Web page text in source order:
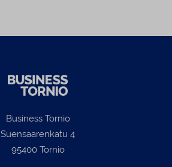
Business Tornio
Suensaarenkatu 4
95400 Tornio